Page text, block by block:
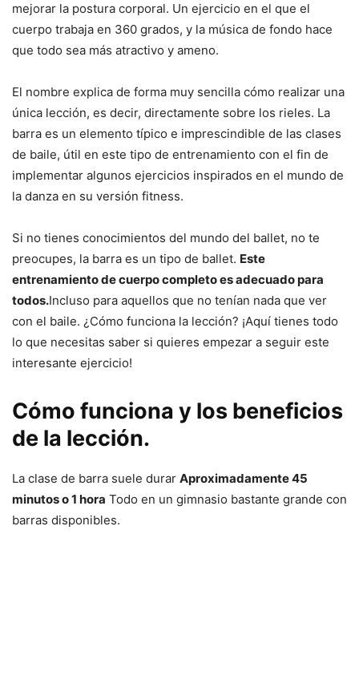
mejorar la postura corporal. Un ejercicio en el que el
cuerpo trabaja en 360 grados, y la música de fondo hace
que todo sea más atractivo y ameno.
El nombre explica de forma muy sencilla cómo realizar una
única lección, es decir, directamente sobre los rieles. La
barra es un elemento típico e imprescindible de las clases
de baile, útil en este tipo de entrenamiento con el fin de
implementar algunos ejercicios inspirados en el mundo de
la danza en su versión fitness.
Si no tienes conocimientos del mundo del ballet, no te
preocupes, la barra es un tipo de ballet. Este
entrenamiento de cuerpo completo es adecuado para
todos.Incluso para aquellos que no tenían nada que ver
con el baile. ¿Cómo funciona la lección? ¡Aquí tienes todo
lo que necesitas saber si quieres empezar a seguir este
interesante ejercicio!
Cómo funciona y los beneficios
de la lección.
La clase de barra suele durar Aproximadamente 45
minutos o 1 hora Todo en un gimnasio bastante grande con
barras disponibles.